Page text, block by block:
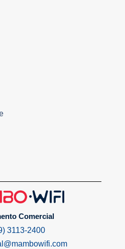
Comercial
3113-2400